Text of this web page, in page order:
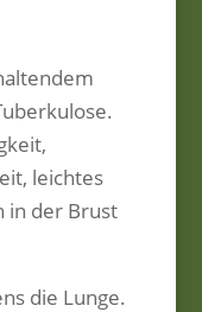
leichtes
in der Brust
die Lunge.